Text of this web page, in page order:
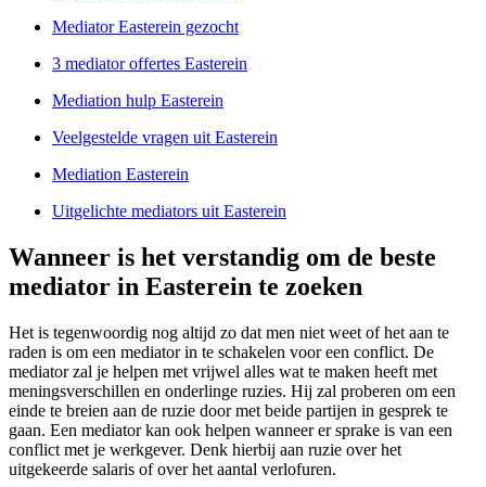
Mediator Easterein gezocht
3 mediator offertes Easterein
Mediation hulp Easterein
Veelgestelde vragen uit Easterein
Mediation Easterein
Uitgelichte mediators uit Easterein
Wanneer is het verstandig om de beste
mediator in Easterein te zoeken
Het is tegenwoordig nog altijd zo dat men niet weet of het aan te
raden is om een mediator in te schakelen voor een conflict. De
mediator zal je helpen met vrijwel alles wat te maken heeft met
meningsverschillen en onderlinge ruzies. Hij zal proberen om een
einde te breien aan de ruzie door met beide partijen in gesprek te
gaan. Een mediator kan ook helpen wanneer er sprake is van een
conflict met je werkgever. Denk hierbij aan ruzie over het
uitgekeerde salaris of over het aantal verlofuren.